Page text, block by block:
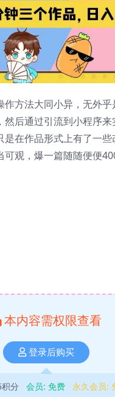
作方法大同小异，无外
后通过引流到小程序来
是在作品形式上有了一
观，爆一篇随随便便
本内容需权限查看
登录后购买
积分 会员: 免费 永久会员: